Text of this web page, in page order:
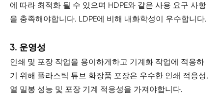
에 따라 최적화 될 수 있으며 HDPE와 같은 사용 요구 사항
을 충족해야합니다. LDPE에 비해 내화학성이 우수합니다.
3. 운영성
인쇄 및 포장 작업을 용이하게하고 기계화 작업에 적응하
기 위해 플라스틱 튜브 화장품 포장은 우수한 인쇄 적응성,
열 밀봉 성능 및 포장 기계 적응성을 가져야합니다.